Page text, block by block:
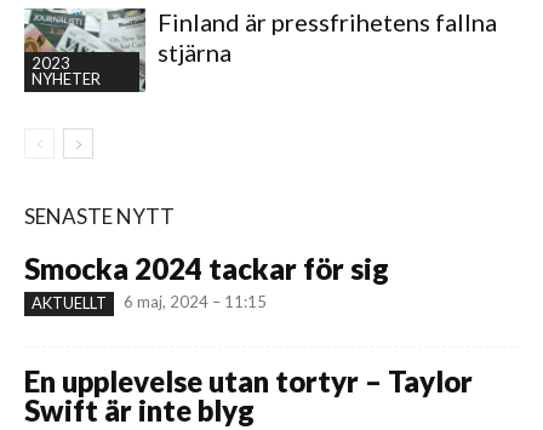
2023
NYHETER
Finland är pressfrihetens fallna
stjärna
SENASTE NYTT
Smocka 2024 tackar för sig
AKTUELLT 6 maj, 2024 – 11:15
En upplevelse utan tortyr – Taylor
Swift är inte blyg